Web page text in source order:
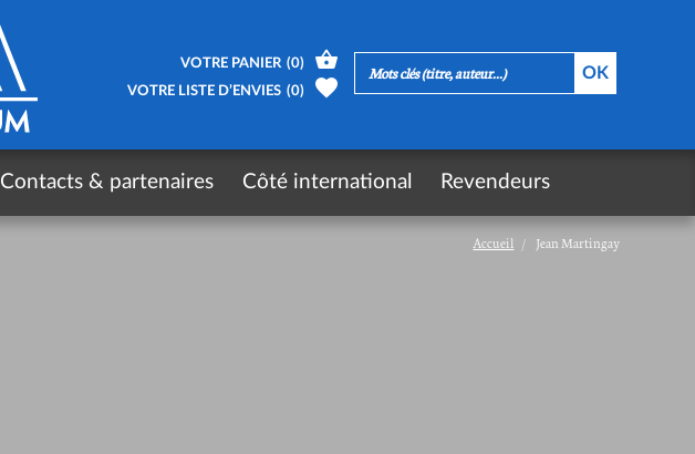
Accueil Jean Martingay
VOTRE PANIER (0)
VOTRE LISTE D’ENVIES (0)
Contacts & partenaires Côté international Revendeurs